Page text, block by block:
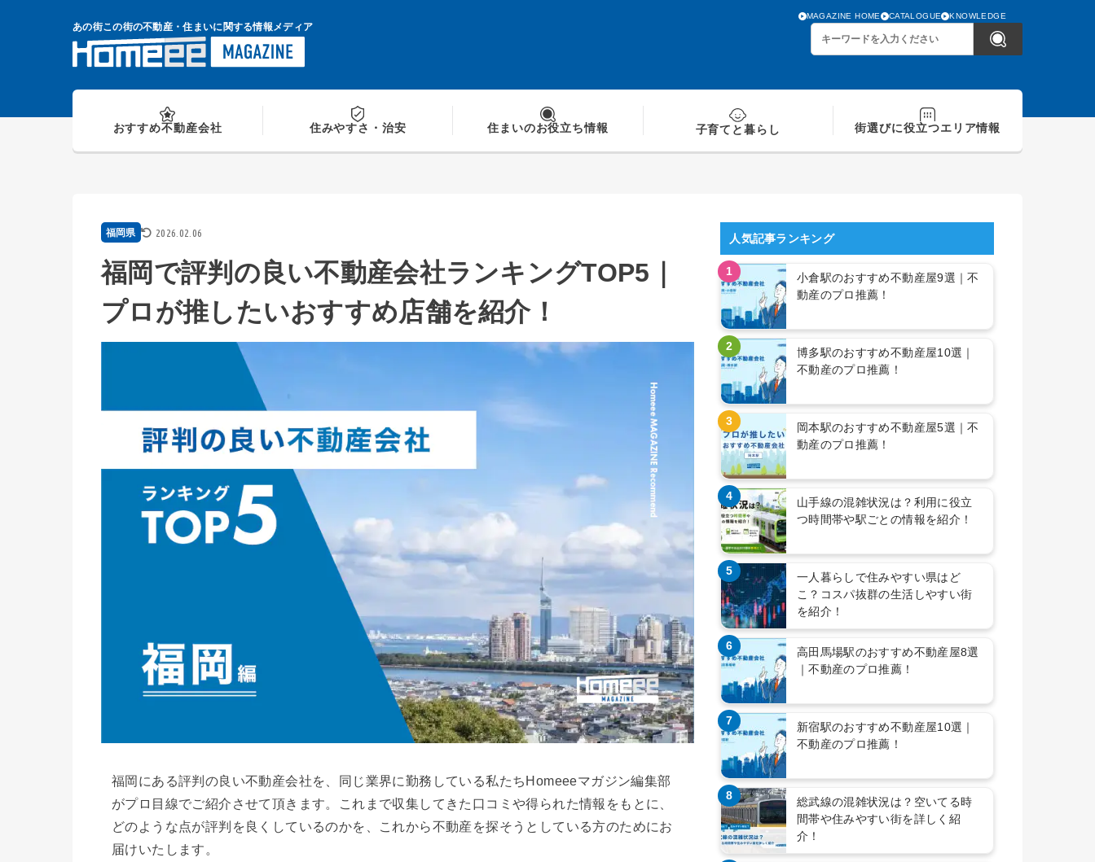
あの街この街の不動産・住まいに関する情報メディア
MAGAZINE HOME CATALOGUE KNOWLEDGE
おすすめ不動産会社 住みやすさ ・治安 住まいのお役立ち情報 子育てと暮らし 街選びに役立つエリア情報
福岡県 2026.02.06
福岡で評判の良い不動産会社ランキングTOP5｜
プロが推したいおすすめ店舗を紹介！
福岡にある評判の良い不動産会社を、同じ業界に勤務している私たちHomeeeマガジン編集部
がプロ目線でご紹介させて頂きます。これまで収集してきた口コミや得られた情報をもとに、
どのような点が評判を良くしているのかを、これから不動産を探そうとしている方のためにお
届けいたします。
人気記事ランキング
1
小倉駅のおすすめ不動産屋9選｜不
動産のプロ推薦！
2
博多駅のおすすめ不動産屋10選｜
不動産のプロ推薦！
3
岡本駅のおすすめ不動産屋5選｜不
動産のプロ推薦！
4
山手線の混雑状況は？利用に役立
つ時間帯や駅ごとの情報を紹介！
5
一人暮らしで住みやすい県はど
こ？コスパ抜群の生活しやすい街
を紹介！
6
高田馬場駅のおすすめ不動産屋8選
｜不動産のプロ推薦！
7
新宿駅のおすすめ不動産屋10選｜
不動産のプロ推薦！
8
総武線の混雑状況は？空いてる時
間帯や住みやすい街を詳しく紹
介！